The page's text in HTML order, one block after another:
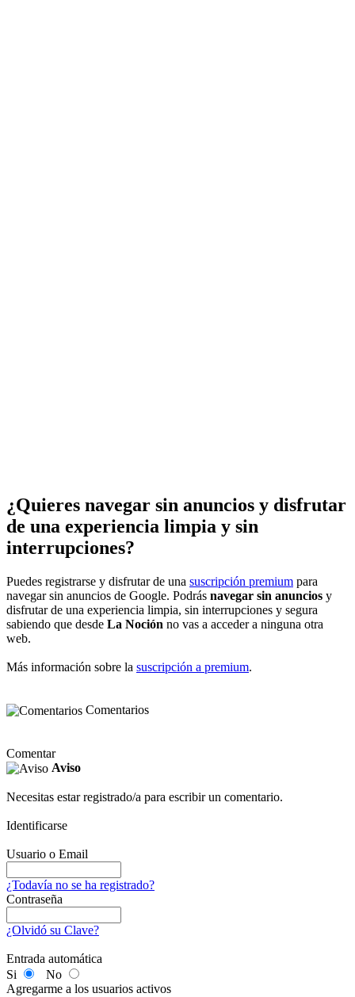
¿Quieres navegar sin anuncios y disfrutar
de una experiencia limpia y sin
interrupciones?
Puedes registrarse y disfrutar de una suscripción premium para
navegar sin anuncios de Google. Podrás navegar sin anuncios y
disfrutar de una experiencia limpia, sin interrupciones y segura
sabiendo que desde La Noción no vas a acceder a ninguna otra
web.
Más información sobre la suscripción a premium.
Comentarios
Comentar
Aviso
Necesitas estar registrado/a para escribir un comentario.
Identificarse
Usuario o Email
¿Todavía no se ha registrado?
Contraseña
¿Olvidó su Clave?
Entrada automática
Si
No
Agregarme a los usuarios activos